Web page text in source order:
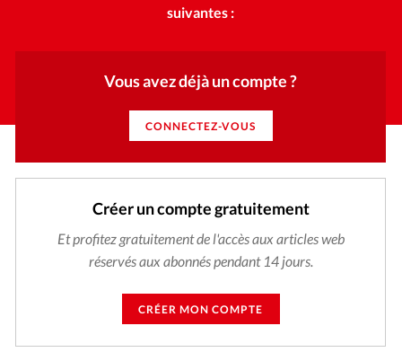
suivantes :
Vous avez déjà un compte ?
CONNECTEZ-VOUS
Créer un compte gratuitement
Et profitez gratuitement de l'accès aux articles web
réservés aux abonnés pendant 14 jours.
CRÉER MON COMPTE